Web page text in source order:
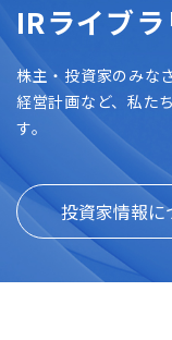
IRライブラ
株主・投資家のみな
経営計画など、私た
す。
投資家情報に